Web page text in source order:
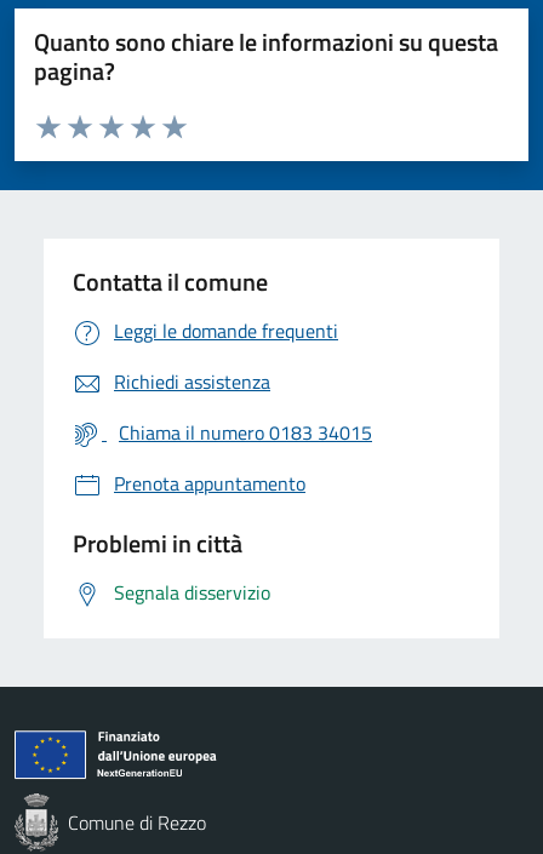
Quanto sono chiare le informazioni su questa
pagina?
Valuta da 1 a 5 stelle la pagina
Valuta 5 stelle su 5
Valuta 4 stelle su 5
Valuta 3 stelle su 5
Valuta 2 stelle su 5
Valuta 1 stelle su 5
Contatta il comune
Leggi le domande frequenti
Richiedi assistenza
Chiama il numero 0183 34015
Prenota appuntamento
Problemi in città
Segnala disservizio
Comune di Rezzo